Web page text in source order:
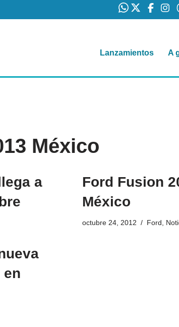
Lanzamientos A
México
a
Ford Fusion
México
octubre 24, 2012 Ford,
en